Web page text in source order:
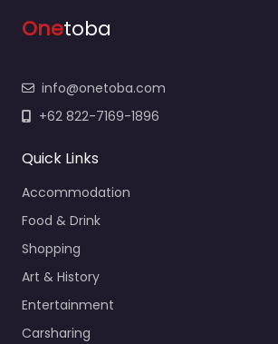
Onetoba
info@onetoba.com
+62 822-7169-1896
Quick Links
Accommodation
Food & Drink
Shopping
Art & History
Entertainment
Carsharing